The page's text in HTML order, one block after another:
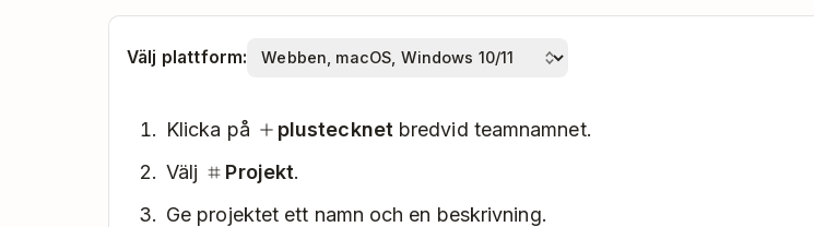
Välj plattform:
Klicka på plustecknet bredvid teamnamnet.
Välj
Projekt.
Ge projektet ett namn och en beskrivning.